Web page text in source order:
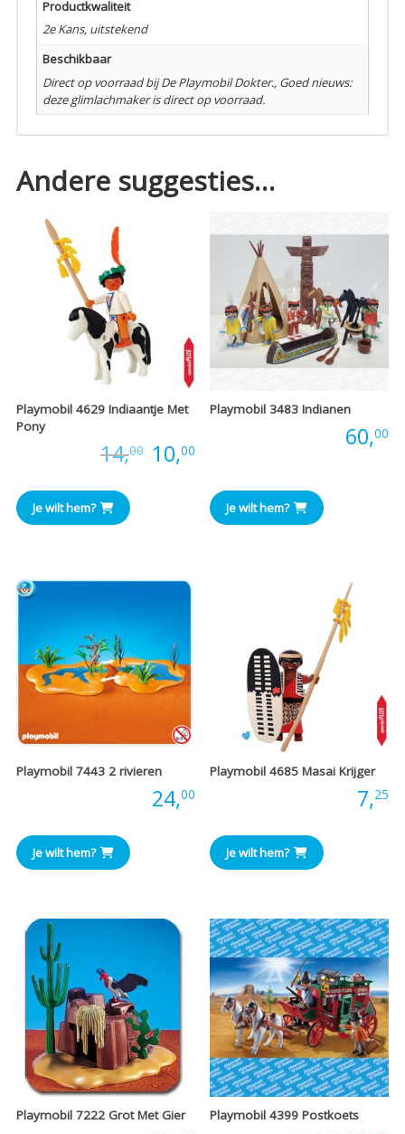
Productkwaliteit
2e Kans, uitstekend
Beschikbaar
Direct op voorraad bij De Playmobil Dokter., Goed nieuws:
deze glimlachmaker is direct op voorraad.
Andere suggesties…
Playmobil 4629 Indiaantje Met
Pony
14,00 Oorspronkelijke
10,00Huidige
prijs
is:
Je wilt hem?
Playmobil 3483 Indianen
60,00
Je wilt hem?
Playmobil 7443 2 rivieren
24,00
Je wilt hem?
Playmobil 4685 Masai Krijger
7,25
Je wilt hem?
Playmobil 7222 Grot Met Gier Playmobil 4399 Postkoets